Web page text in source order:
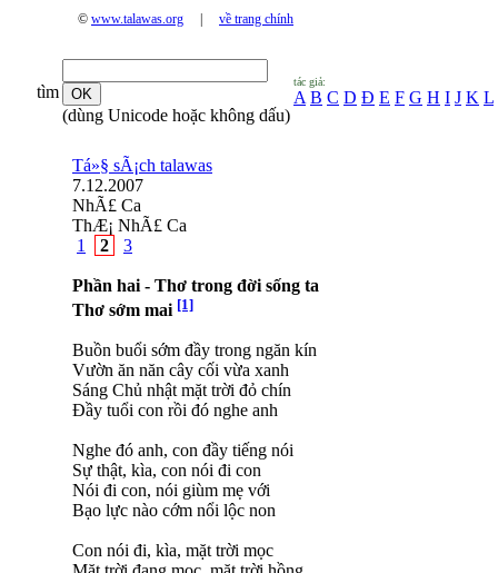
© www.talawas.org về trang chính
tìm
(dùng Unicode hoặc không dấu)
tác giả:
A B C D Đ E F G H I J K L
Tá»§ sÃ¡ch talawas
7.12.2007
NhÃ£ Ca
ThÆ¡ NhÃ£ Ca
1
2 3
Phần hai - Thơ trong đời sống ta
Thơ sớm mai [1]
Buồn buổi sớm đầy trong ngăn kín
Vườn ăn năn cây cối vừa xanh
Sáng Chủ nhật mặt trời đỏ chín
Đầy tuổi con rồi đó nghe anh
Nghe đó anh, con đầy tiếng nói
Sự thật, kìa, con nói đi con
Nói đi con, nói giùm mẹ với
Bạo lực nào cớm nổi lộc non
Con nói đi, kìa, mặt trời mọc